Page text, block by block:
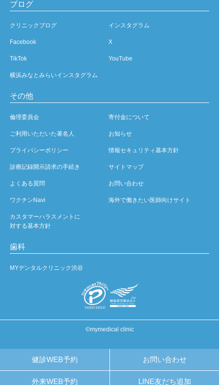
健診WEB予約 お問い合わせ
外来WEB予約 LINE友だち追加
ブログ
クリニックブログ インスタグラム
Facebook X
TikTok YouTube
横浜みなとみらいインスタグラム
その他
倫理委員会 寄付金について
ご利用いただいた著名人 お知らせ
プライバシーポリシー 情報セキュリティ基本方針
診療記録開示請求の手続き サイトマップ
よくある質問 お問い合わせ
ワクチンNavi 海外で働きたい医師向けサイト
カスタマーハラスメントに
対する基本方針
歯科
MYデンタルクリニック渋谷
©mymedical clinic